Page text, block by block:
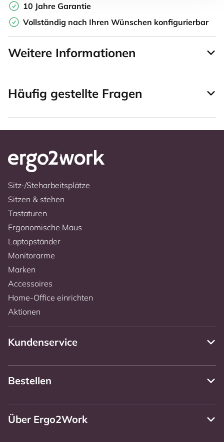
10 Jahre Garantie
Vollständig nach Ihren Wünschen konfigurierbar
Weitere Informationen
Häufig gestellte Fragen
Sitz-/Steharbeitsplätze
Sitzen & stehen
Tastaturen
Ergonomische Maus
Laptopständer
Monitorarme
Marken
Accessoires
Home-Office einrichten
Aktionen
Kundenservice
Bestellen
Über Ergo2Work